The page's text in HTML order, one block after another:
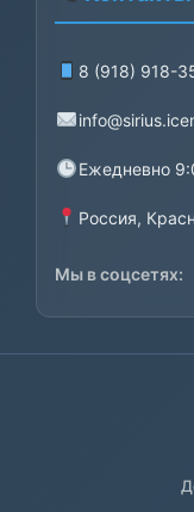
8 (918) 918-
Ежедневно
Россия,
Мы в соцсетях: